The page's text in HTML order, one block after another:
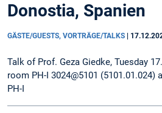
Donostia, Spanien
GÄSTE/GUESTS, VORTRÄGE/TALKS
Talk of Prof. Geza Giedke, Tuesday
room PH-I 3024@5101 (5101.01.024)
PH-I